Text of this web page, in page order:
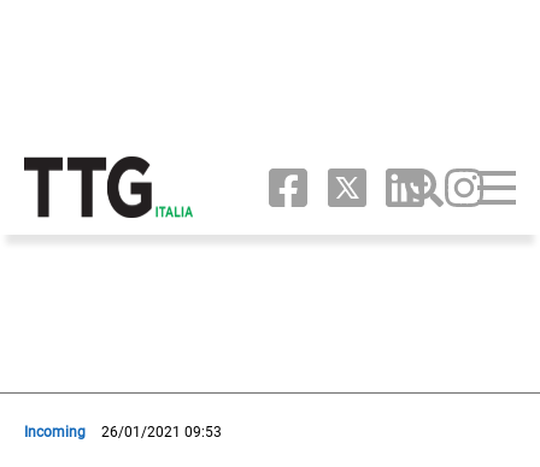
Incoming 26/01/2021 09:53